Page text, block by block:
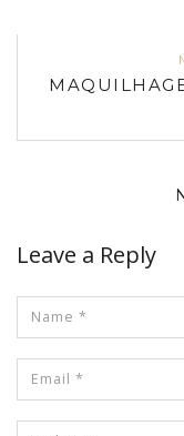
Leave a Reply